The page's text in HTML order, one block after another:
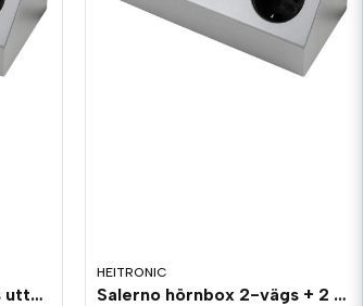
Salerno Hörnbox 3-vägs uttag Silver/Vit
HEITRONIC
Salerno hörnbox 2-vägs + 2 USB uttag Silver/Vit